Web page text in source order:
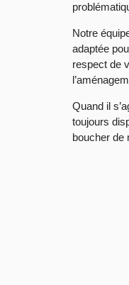
Notre
adaptée
respect de
Quand il
toujours
boucher de